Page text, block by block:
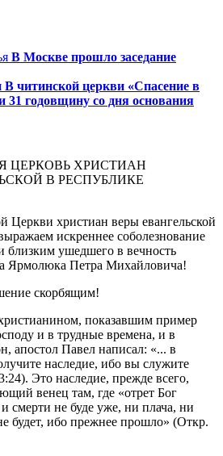
В Москве прошло заседание
В читинской церкви «Спасение в
31 годовщину со дня основания
ЦЕРКОВЬ ХРИСТИАН
В РЕСПУБЛИКЕ
христиан веры евангельской
искреннее соболезнование
близким ушедшего в вечность
Ярмолюка Петра Михайловича!
скорбящим!
показавшим пример
и в трудные времена, и в
апостол Павел написал: «... в
наследие, ибо вы служите
Это наследие, прежде всего,
венец там, где «отрет Бог
смерти не буде уже, ни плача, ни
будет, ибо прежнее прошло» (Откр.